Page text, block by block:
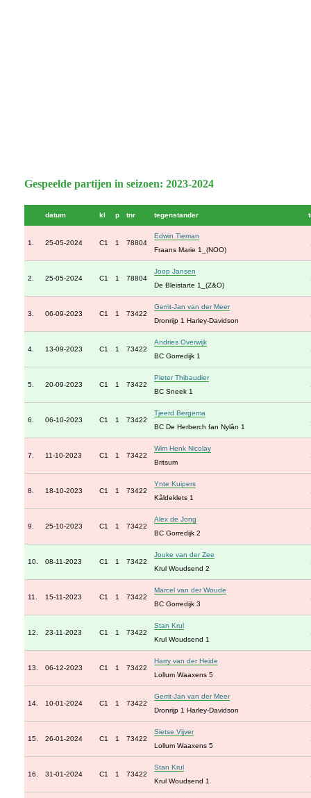
Gespeelde partijen in seizoen: 2023-2024
datum kl p tnr tegenstander
1. 25-05-2024 C1 1 78804
Edwin Tieman
Fraans Marie 1_(NOO)
2. 25-05-2024 C1 1 78804
Joop Jansen
De Bleistarte 1_(Z&O)
3. 06-09-2023 C1 1 73422
Gerrit-Jan van der Meer
Dronrijp 1 Harley-Davidson
4. 13-09-2023 C1 1 73422
Andries Overwijk
BC Gorredijk 1
5. 20-09-2023 C1 1 73422
Pieter Thibaudier
BC Sneek 1
6. 06-10-2023 C1 1 73422
Tjeerd Bergema
BC De Herberch fan Nylân 1
7. 11-10-2023 C1 1 73422
Wim Henk Nicolay
Britsum
8. 18-10-2023 C1 1 73422
Ynte Kuipers
Kâldeklets 1
9. 25-10-2023 C1 1 73422
Alex de Jong
BC Gorredijk 2
10. 08-11-2023 C1 1 73422
Jouke van der Zee
Krul Woudsend 2
11. 15-11-2023 C1 1 73422
Marcel van der Woude
BC Gorredijk 3
12. 23-11-2023 C1 1 73422
Stan Krul
Krul Woudsend 1
13. 06-12-2023 C1 1 73422
Harry van der Heide
Lollum Waaxens 5
14. 10-01-2024 C1 1 73422
Gerrit-Jan van der Meer
Dronrijp 1 Harley-Davidson
15. 26-01-2024 C1 1 73422
Sietse Vijver
Lollum Waaxens 5
16. 31-01-2024 C1 1 73422
Stan Krul
Krul Woudsend 1